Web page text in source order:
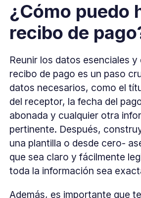
¿Cómo puedo
recibo de
Reunir los datos esenciales y
recibo de pago es un paso
datos necesarios, como el
del receptor, la fecha del
abonada y cualquier otra
pertinente. Después,
una plantilla o desde cero-
que sea claro y fácilmente
toda la información sea
Además, es importante que